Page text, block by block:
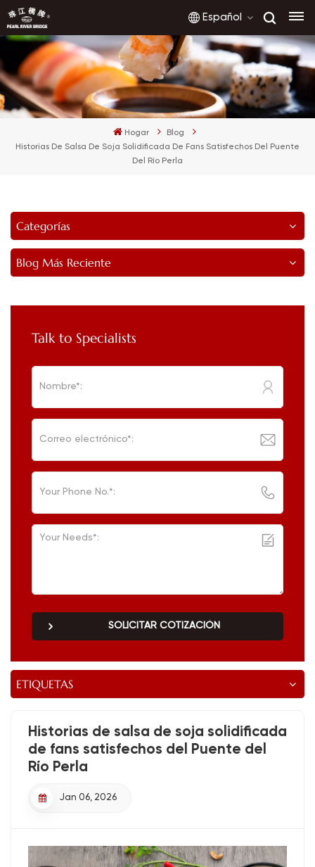
Español
English
français
русский
Hogar
Blog
Historias De Salsa De Soja Solidificada De Fans Satisfechos Del Puente
Del Río Perla
Categorías
Blog Más Reciente
Talk to Specialists
SOLICITAR COTIZACIÓN
ETIQUETAS
Historias de salsa de soja solidificada
de fans satisfechos del Puente del
Río Perla
Jan 06, 2026